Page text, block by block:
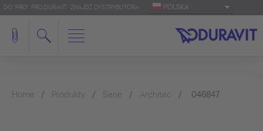
DO 'PRO': PRO.DURAVIT ZNAJDŹ DYSTRYBUTORA POLSKA
Home Produkty Serie Architec 046847